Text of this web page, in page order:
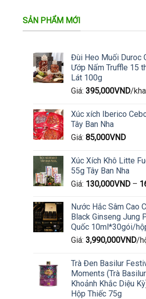
SẢN PHẨM MỚI
Đùi Heo Muối Duroc
Ướp Nấm Truffle 15
Lát 100g
Giá: 395,000VND/
Xúc xích Iberico
Tây Ban Nha
Giá: 85,000VND
Xúc Xích Khô Litte
55g Tây Ban Nha
Giá: 130,000VND–
Nước Hắc Sâm Cao
Black Ginseng Jung
Quốc 10ml*30gói/
Giá: 3,990,000VND/
Trà Đen Basilur
Moments (Trà
Khoảnh Khắc Diệu
Hộp Thiếc 75g